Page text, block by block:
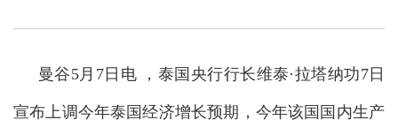
曼谷5月7日电 ，泰国央行行长维泰·拉塔纳功7日
宣布上调今年泰国经济增长预期，今年该国国内生产